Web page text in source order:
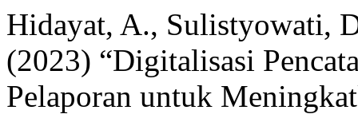
Hidayat, A., Sulistyowati,
(2023) “Digitalisasi
Pelaporan untuk